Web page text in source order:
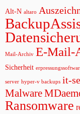
Alt-N altaro
Mail-Archiv E-Mail-
Sicherheit
server hyper-v backups it-
Malware
Ransomware